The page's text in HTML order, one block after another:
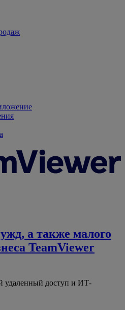
а также малого
TeamViewer
удаленный доступ и ИТ-